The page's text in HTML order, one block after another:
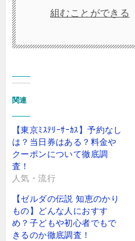
組むことができる
関連
【東京ﾐｽﾃﾘｰｻｰｶｽ】予約なし
は？当日券はある？料金や
クーポンについて徹底調
査！
人気・流行
【ゼルダの伝説 知恵のかり
もの】どんな人におすす
め？子どもや初心者でもで
きるのか徹底調査！